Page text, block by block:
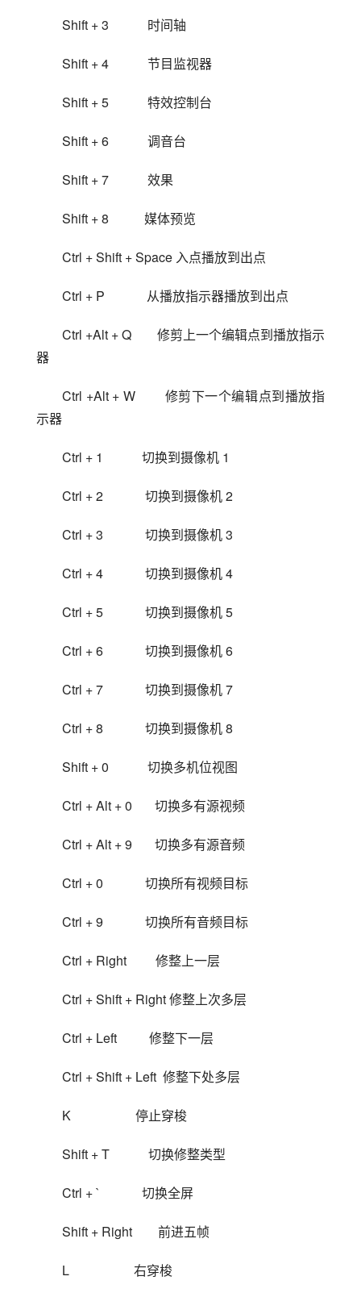
Shift + 3            时间轴
Shift + 4            节目监视器
Shift + 5            特效控制台
Shift + 6            调音台
Shift + 7            效果
Shift + 8           媒体预览
Ctrl + Shift + Space 入点播放到出点
Ctrl + P             从播放指示器播放到出点
Ctrl +Alt + Q        修剪上一个编辑点到播放指示
器
Ctrl +Alt + W        修剪下一个编辑点到播放指
示器
Ctrl + 1            切换到摄像机 1
Ctrl + 2             切换到摄像机 2
Ctrl + 3             切换到摄像机 3
Ctrl + 4             切换到摄像机 4
Ctrl + 5             切换到摄像机 5
Ctrl + 6             切换到摄像机 6
Ctrl + 7             切换到摄像机 7
Ctrl + 8             切换到摄像机 8
Shift + 0            切换多机位视图
Ctrl + Alt + 0       切换多有源视频
Ctrl + Alt + 9       切换多有源音频
Ctrl + 0             切换所有视频目标
Ctrl + 9             切换所有音频目标
Ctrl + Right         修整上一层
Ctrl + Shift + Right 修整上次多层
Ctrl + Left          修整下一层
Ctrl + Shift + Left  修整下处多层
K                    停止穿梭
Shift + T            切换修整类型
Ctrl + `             切换全屏
Shift + Right        前进五帧
L                    右穿梭